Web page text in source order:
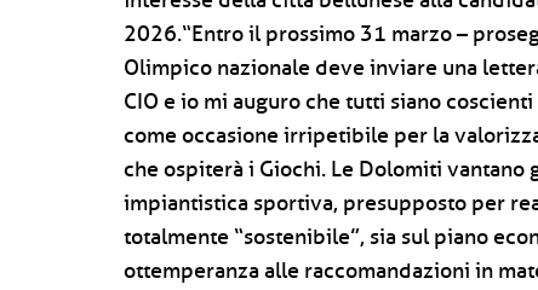
2026.“Entro il prossimo 31 marzo –
Olimpico nazionale deve inviare una
CIO e io mi auguro che tutti siano
come occasione irripetibile per la
che ospiterà i Giochi. Le Dolomiti
impiantistica sportiva, presupposto per
totalmente “sostenibile”, sia sul piano
ottemperanza alle raccomandazioni in